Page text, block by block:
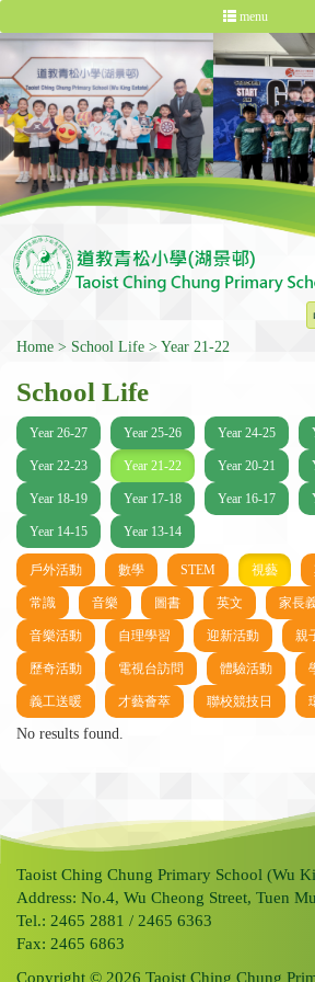
menu
Home School Life Year 21-22
School Life
Year 26-27 Year 25-26 Year 24-25
Year 22-23 Year 21-22 Year 20-21
Year 18-19 Year 17-18 Year 16-17
Year 14-15 Year 13-14
戶外活動 數學 STEM 視藝
常識 音樂 圖書 英文 家長
音樂活動 自理學習 迎新活動 親
歷奇活動 電視台訪問 體驗活動
義工送暖 才藝薈萃 聯校競技日
No results found.
Taoist Ching Chung Primary School (Wu
Address: No.4, Wu Cheong Street, Tuen
Tel.: 2465 2881 / 2465 6363
Fax: 2465 6863
Copyright © 2026 Taoist Ching Chung